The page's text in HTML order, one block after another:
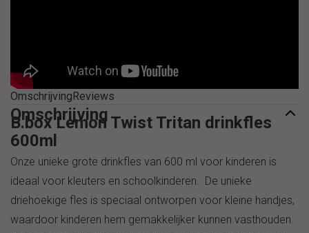
OmschrijvingReviews
Omschrijving
B.box Lemon Twist Tritan drinkfles
600ml
Onze unieke grote drinkfles van 600 ml voor kinderen is
ideaal voor kleuters en schoolkinderen. De unieke
driehoekige fles is speciaal ontworpen voor kleine handjes,
waardoor kinderen hem gemakkelijker kunnen vasthouden.